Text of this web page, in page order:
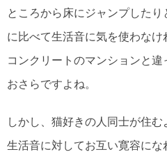
ところから床にジャンプした
に比べて生活音に気を使わな
コンクリートのマンションと
おさらですよね。
しかし、猫好きの人同士が住
生活音に対してお互い寛容に